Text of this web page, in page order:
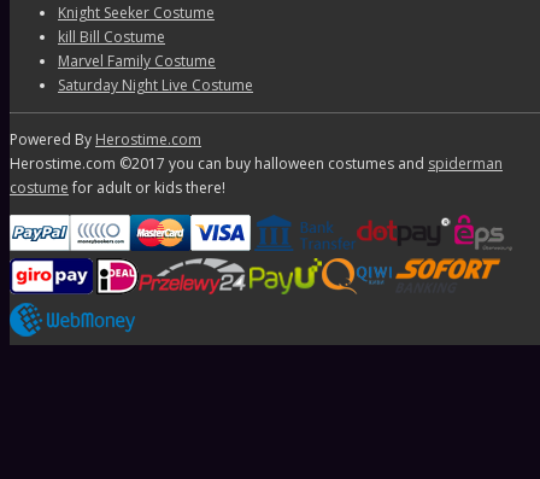
Knight Seeker Costume
kill Bill Costume
Marvel Family Costume
Saturday Night Live Costume
Powered By Herostime.com
Herostime.com ©2017 you can buy halloween costumes and spiderman
costume for adult or kids there!